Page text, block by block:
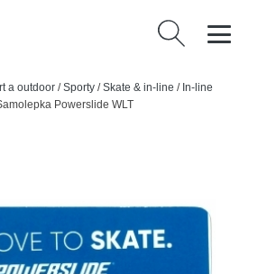
Vyhledávání
a outdoor /Sporty /Skate & in-line / In-line
Powerslide WLT